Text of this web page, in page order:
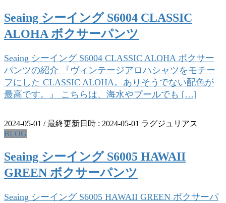
Seaing シーイング S6004 CLASSIC
ALOHA ボクサーパンツ
Seaing シーイング S6004 CLASSIC ALOHA ボクサー
パンツの紹介 『ヴィンテージアロハシャツをモチー
フにした CLASSIC ALOHA。ありそうでない配色が
最高です。』 こちらは、海水やプールでも […]
2024-05-01 / 最終更新日時 : 2024-05-01 ラグジュリアス
BLOG
Seaing シーイング S6005 HAWAII
GREEN ボクサーパンツ
Seaing シーイング S6005 HAWAII GREEN ボクサーパ